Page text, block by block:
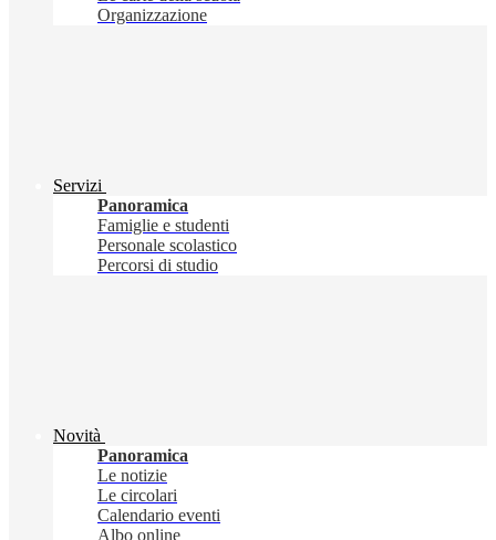
Organizzazione
Servizi
Panoramica
Famiglie e studenti
Personale scolastico
Percorsi di studio
Novità
Panoramica
Le notizie
Le circolari
Calendario eventi
Albo online